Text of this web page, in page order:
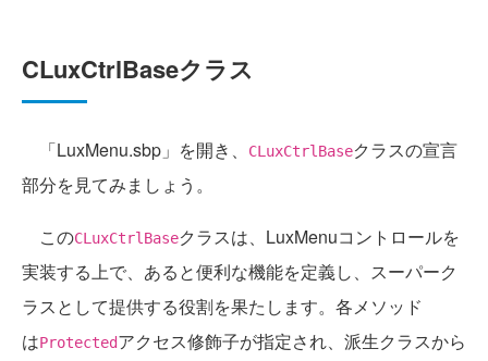
CLuxCtrlBaseクラス
「LuxMenu.sbp」を開き、 CLuxCtrlBaseクラスの宣言
部分を見てみましょう。
このCLuxCtrlBaseクラスは、LuxMenuコントロールを
実装する上で、あると便利な機能を定義し、スーパーク
ラスとして提供する役割を果たします。各メソッド
はProtectedアクセス修飾子が指定され、派生クラスから